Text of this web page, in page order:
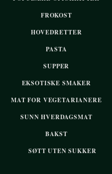
FROKOST
HOVEDRETTER
PASTA
SUPPER
EKSOTISKE SMAKER
MAT FOR VEGETARIANERE
SUNN HVERDAGSMAT
BAKST
SØTT UTEN SUKKER